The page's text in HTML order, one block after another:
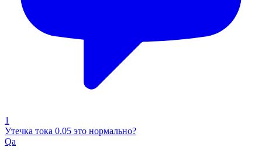
1
Утечка тока 0.05 это нормально?
Qa